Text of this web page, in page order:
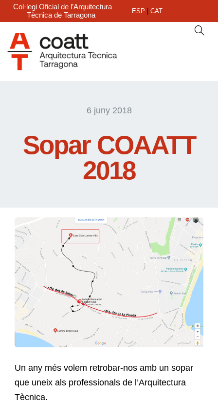
Col·legi Oficial de l’Arquitectura
Tècnica de Tarragona
ESP CAT
6 juny 2018
Sopar COAATT
2018
Un any més volem retrobar-nos amb un sopar
que uneix als professionals de l’Arquitectura
Tècnica.